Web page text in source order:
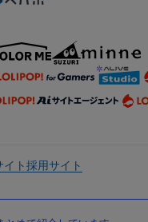
イト採用サイト